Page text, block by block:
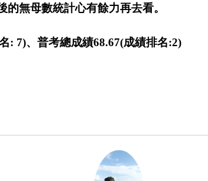
無母數統計心有餘力再去看。
7)、普考總成績68.67(成績排名:2)